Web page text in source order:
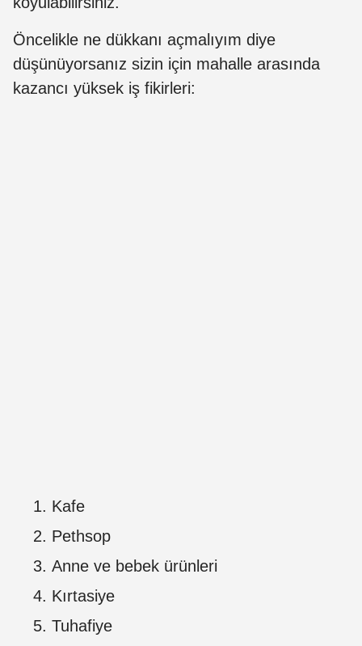
Öncelikle ne dükkanı açmalıyım diye
düşünüyorsanız sizin için mahalle arasında
kazancı yüksek iş fikirleri:
Kafe
Pethsop
Anne ve bebek ürünleri
Kırtasiye
Tuhafiye